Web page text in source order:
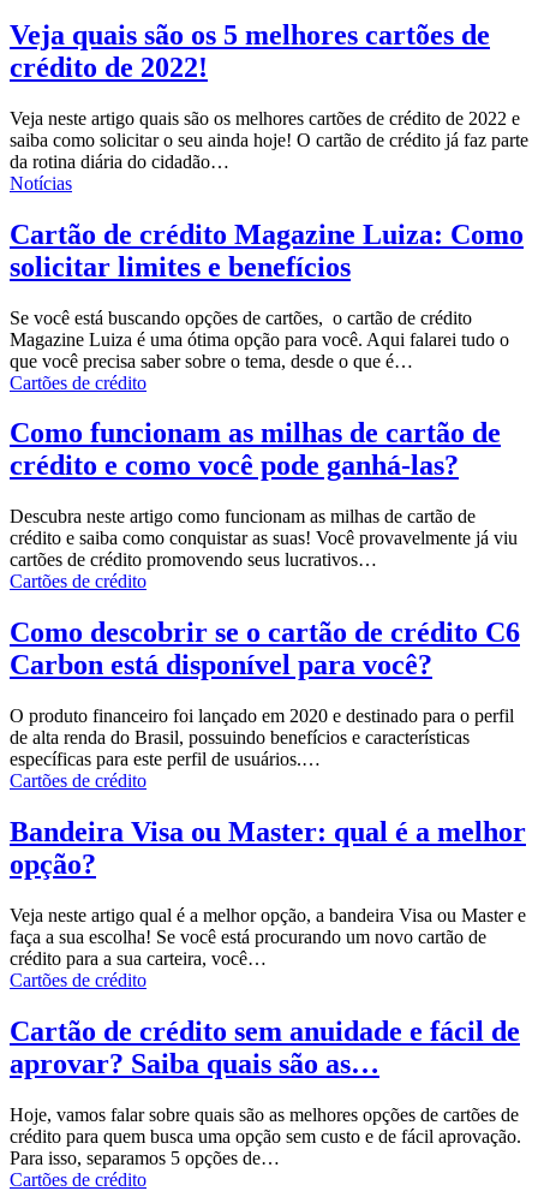
Veja quais são os 5 melhores cartões de
crédito de 2022!
Veja neste artigo quais são os melhores cartões de crédito de 2022 e
saiba como solicitar o seu ainda hoje! O cartão de crédito já faz parte
da rotina diária do cidadão…
Notícias
Cartão de crédito Magazine Luiza: Como
solicitar limites e benefícios
Se você está buscando opções de cartões, o cartão de crédito
Magazine Luiza é uma ótima opção para você. Aqui falarei tudo o
que você precisa saber sobre o tema, desde o que é…
Cartões de crédito
Como funcionam as milhas de cartão de
crédito e como você pode ganhá-las?
Descubra neste artigo como funcionam as milhas de cartão de
crédito e saiba como conquistar as suas! Você provavelmente já viu
cartões de crédito promovendo seus lucrativos…
Cartões de crédito
Como descobrir se o cartão de crédito C6
Carbon está disponível para você?
O produto financeiro foi lançado em 2020 e destinado para o perfil
de alta renda do Brasil, possuindo benefícios e características
específicas para este perfil de usuários.…
Cartões de crédito
Bandeira Visa ou Master: qual é a melhor
opção?
Veja neste artigo qual é a melhor opção, a bandeira Visa ou Master e
faça a sua escolha! Se você está procurando um novo cartão de
crédito para a sua carteira, você…
Cartões de crédito
Cartão de crédito sem anuidade e fácil de
aprovar? Saiba quais são as…
Hoje, vamos falar sobre quais são as melhores opções de cartões de
crédito para quem busca uma opção sem custo e de fácil aprovação.
Para isso, separamos 5 opções de…
Cartões de crédito